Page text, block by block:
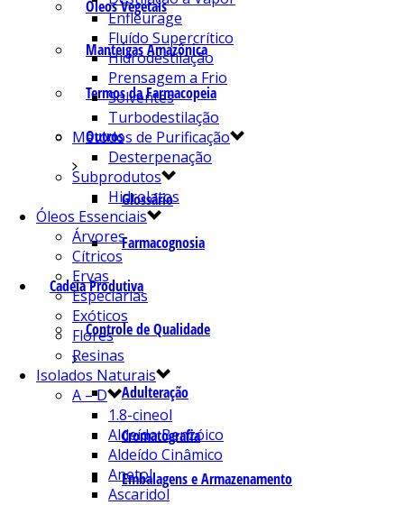
Óleos Vegetais
Manteigas Amazônica
Termos da Farmacopeia
Outros
Glossário
Farmacognosia
Cadeia Produtiva
Controle de Qualidade
Adulteração
Cromatografia
Embalagens e Armazenamento
Enfleurage
Fluído Supercrítico
Hidrodestilação
Prensagem a Frio
Solventes
Turbodestilação
Métodos de Purificação
Desterpenação
Subprodutos
Hidrolatos
Óleos Essenciais
Árvores
Cítricos
Ervas
Especiarias
Exóticos
Flores
Resinas
Isolados Naturais
A – D
1.8-cineol
Aldeído Benzóico
Aldeído Cinâmico
Anetol
Ascaridol